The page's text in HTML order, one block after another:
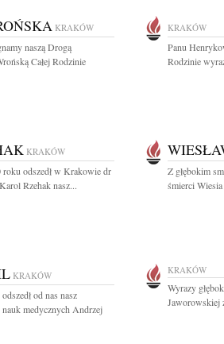
KRAKÓW
naszą Drogą
Całej Rodzinie
KRAKÓW
Panu
Rodzinie
KRAKÓW
odszedł w Krakowie dr
Rzehak nasz...
Z głębokim
śmierci
KRAKÓW
od nas nasz
medycznych Andrzej
KRAKÓW
Wyrazy
Jaworowskiej